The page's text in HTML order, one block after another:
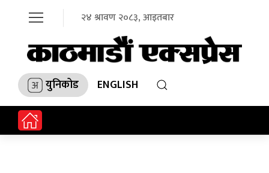
२४ श्रावण २०८३, आइतबार
युनिकोड ENGLISH